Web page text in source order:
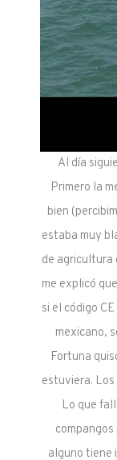
Al día
Primero la
bien
estaba muy
de agricultura
me explicó
si el código
mexicano,
Fortuna
estuviera.
Lo que
alguno tiene